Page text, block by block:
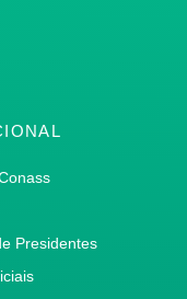
Presidentes